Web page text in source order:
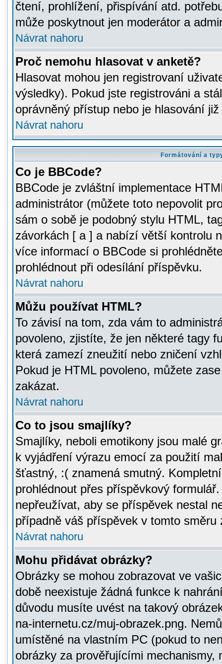
čtení, prohlížení, přispívání atd.
může poskytnout jen moderátor a
Návrat nahoru
Proč nemohu hlasovat v anketě?
Hlasovat mohou jen registrovaní
výsledky). Pokud jste registrováni a
oprávněný přístup nebo je hlasování
Návrat nahoru
Formátování a
Co je BBCode?
BBCode je zvláštní implementace
administrátor (můžete toto nepovolit
sám o sobě je podobný stylu HTML,
závorkách [ a ] a nabízí větší kontrolu
více informací o BBCode si
prohlédnout při odesílání příspěvku.
Návrat nahoru
Můžu používat HTML?
To závisí na tom, zda vám to
povoleno, zjistíte, že jen některé tagy
která zamezí zneužití nebo zničení
Pokud je HTML povoleno, můžete
zakázat.
Návrat nahoru
Co to jsou smajlíky?
Smajlíky, neboli emotikony jsou malé
k vyjádření výrazu emocí za použití
šťastný, :( znamená smutný.
prohlédnout přes příspěvkový
nepřeužívat, aby se příspěvek nestal
případně váš příspěvek v tomto směru
Návrat nahoru
Mohu přidávat obrázky?
Obrázky se mohou zobrazovat ve
době neexistuje žádná funkce k
důvodu musíte uvést na takový
na-internetu.cz/muj-obrazek.png.
umístěné na vlastním PC (pokud to
obrázky za prověřujícími mechanismy,